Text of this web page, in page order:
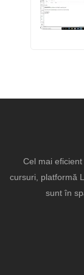
Cel mai
cursuri, platformă
sunt în